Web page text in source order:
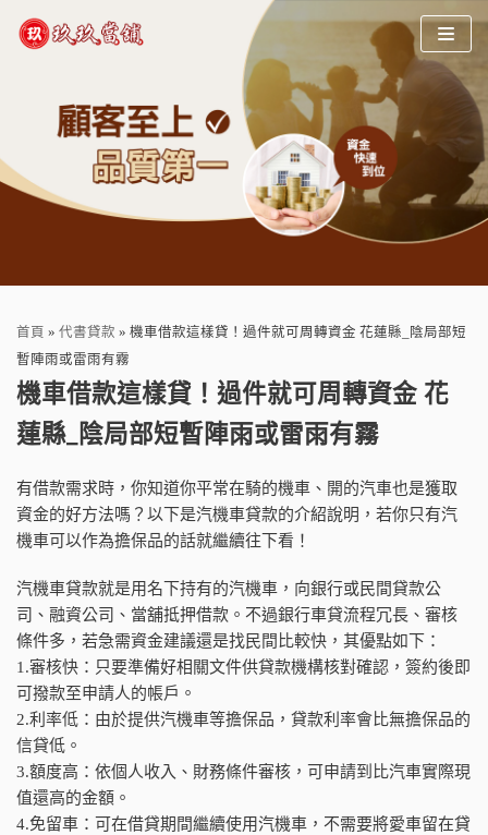
content
首頁 » 代書貸款 » 機車借款這樣貸！過件就可周轉資金 花蓮縣_陰局部短
暫陣雨或雷雨有霧
機車借款這樣貸！過件就可周轉資金 花
蓮縣_陰局部短暫陣雨或雷雨有霧
有借款需求時，你知道你平常在騎的機車、開的汽車也是獲取
資金的好方法嗎？以下是汽機車貸款的介紹說明，若你只有汽
機車可以作為擔保品的話就繼續往下看！
汽機車貸款就是用名下持有的汽機車，向銀行或民間貸款公
司、融資公司、當舖抵押借款。不過銀行車貸流程冗長、審核
條件多，若急需資金建議還是找民間比較快，其優點如下：
1.審核快：只要準備好相關文件供貸款機構核對確認，簽約後即
可撥款至申請人的帳戶。
2.利率低：由於提供汽機車等擔保品，貸款利率會比無擔保品的
信貸低。
3.額度高：依個人收入、財務條件審核，可申請到比汽車實際現
值還高的金額。
4.免留車：可在借貸期間繼續使用汽機車，不需要將愛車留在貸